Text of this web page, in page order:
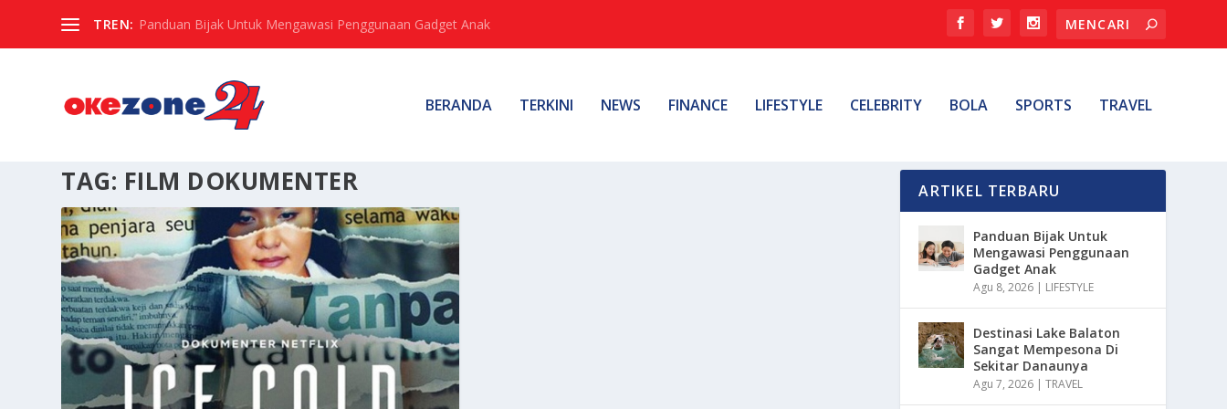
TREN: Panduan Bijak Untuk Mengawasi Penggunaan Gadget Anak
BERANDA TERKINI NEWS FINANCE LIFESTYLE CELEBRITY BOLA SPORTS TRAVEL
TAG: FILM DOKUMENTER ARTIKEL TERBARU
Panduan Bijak Untuk
Mengawasi Penggunaan
Gadget Anak
Agu 8, 2026 | LIFESTYLE
Destinasi Lake Balaton
Sangat Mempesona Di
Sekitar Danaunya
Agu 7, 2026 |TRAVEL